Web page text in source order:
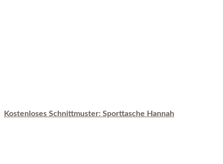
Kostenloses Schnittmuster: Sporttasche Hannah